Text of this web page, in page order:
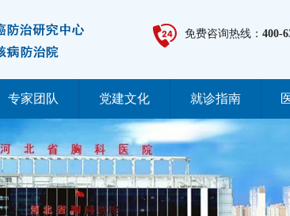
免费咨询热线：400-
专家团队 党建文化 就诊指南